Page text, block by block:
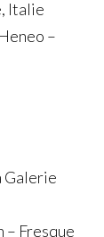
Italie
–
Galerie
– Fresque